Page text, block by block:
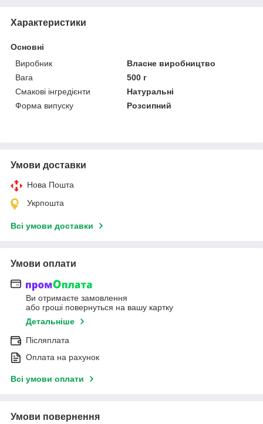
Характеристики
Основні
Виробник
Власне виробництво
Вага
500 г
Смакові інгредієнти
Натуральні
Форма випуску
Розсипний
Умови доставки
Нова Пошта
Укрпошта
Всі умови доставки
Умови оплати
Ви отримаєте замовлення
або гроші повернуться на вашу картку
Детальніше
Післяплата
Оплата на рахунок
Всі умови оплати
Умови повернення